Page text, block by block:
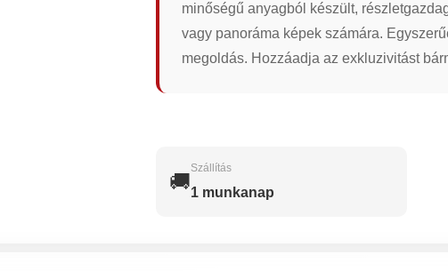
minőségű anyagból készült,
vagy panoráma képek számára.
megoldás. Hozzáadja az exkluzivitást
🚚
Szállítás
1 munkanap